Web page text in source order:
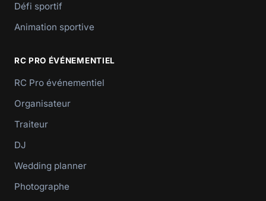
Défi sportif
Animation sportive
RC PRO ÉVÉNEMENTIEL
RC Pro événementiel
Organisateur
Traiteur
DJ
Wedding planner
Photographe